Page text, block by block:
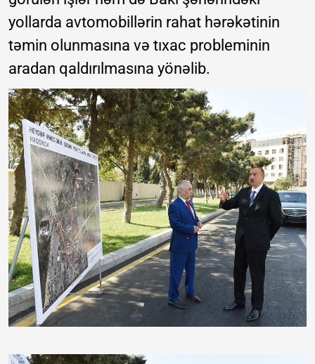
yollarda avtomobillərin rahat hərəkətinin
təmin olunmasına və tıxac probleminin
aradan qaldırılmasına yönəlib.